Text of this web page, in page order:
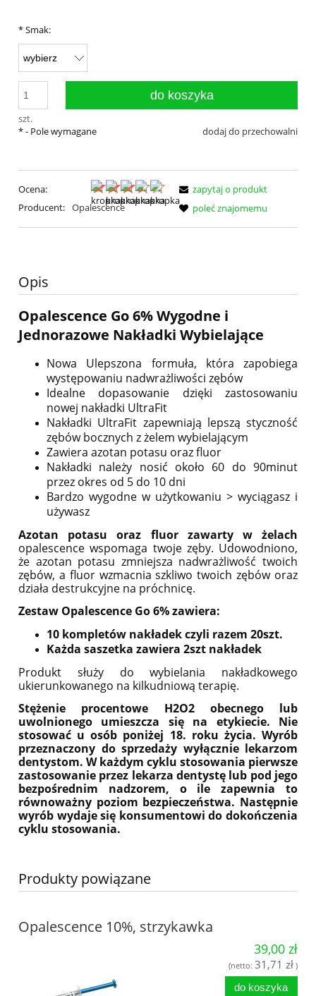
*Smak:
szt.
do koszyka
dodaj do przechowalni
*- Pole wymagane
Ocena:
Producent: Opalescence
zapytaj o produkt
poleć znajomemu
Opis
Opalescence Go 6% Wygodne i
Jednorazowe Nakładki Wybielające
Nowa Ulepszona formuła, która zapobiega
występowaniu nadwrażliwości zębów
Idealne dopasowanie dzięki zastosowaniu
nowej nakładki UltraFit
Nakładki UltraFit zapewniają lepszą styczność
zębów bocznych z żelem wybielającym
Zawiera azotan potasu oraz fluor
Nakładki należy nosić około 60 do 90minut
przez okres od 5 do 10 dni
Bardzo wygodne w użytkowaniu > wyciągasz i
używasz
Azotan potasu oraz fluor zawarty w żelach
opalescence wspomaga twoje zęby. Udowodniono,
że azotan potasu zmniejsza nadwrażliwość twoich
zębów, a fluor wzmacnia szkliwo twoich zębów oraz
działa destrukcyjne na próchnicę.
Zestaw Opalescence Go 6% zawiera:
10 kompletów nakładek czyli razem 20szt.
Każda saszetka zawiera 2szt nakładek
Produkt służy do wybielania nakładkowego
ukierunkowanego na kilkudniową terapię.
Stężenie procentowe H2O2 obecnego lub
uwolnionego umieszcza się na etykiecie. Nie
stosować u osób poniżej 18. roku życia. Wyrób
przeznaczony do sprzedaży wyłącznie lekarzom
dentystom. W każdym cyklu stoso­wania pierwsze
zastoso­wanie przez lekarza dentystę lub pod jego
bezpośrednim nadzorem, o ile zapewnia to
równoważny poziom bezpieczeństwa. Następnie
wyrób wydaje się konsumentowi do dokończenia
cyklu stosowania.
Produkty powiązane
Opalescence 10%, strzykawka
39,00 zł
(netto: 31,71 zł )
do koszyka